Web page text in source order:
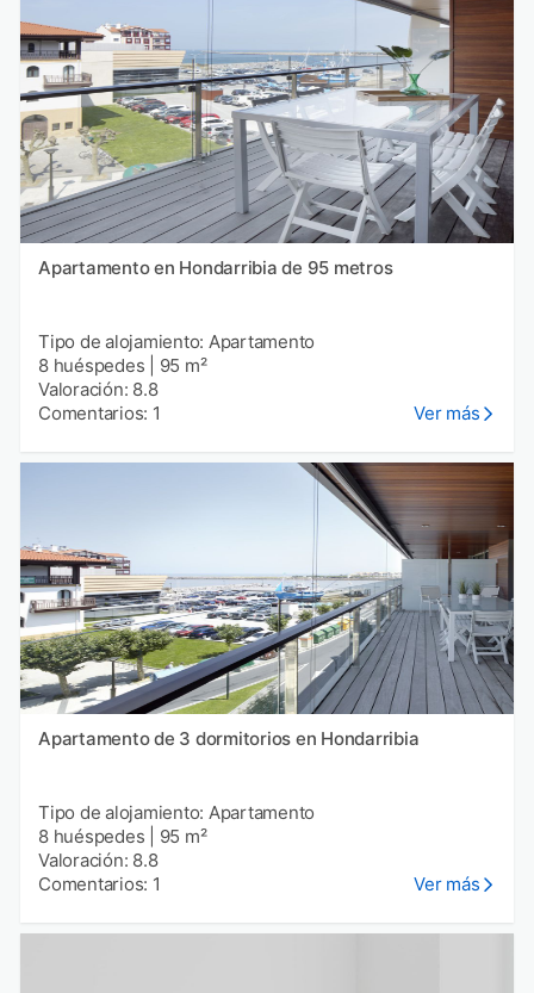
Apartamento en Hondarribia de 95 metros
Tipo de alojamiento: Apartamento
8 huéspedes
95 m²
Valoración: 8.8
Comentarios: 1
Ver más
Apartamento de 3 dormitorios en Hondarribia
Tipo de alojamiento: Apartamento
8 huéspedes
95 m²
Valoración: 8.8
Comentarios: 1
Ver más